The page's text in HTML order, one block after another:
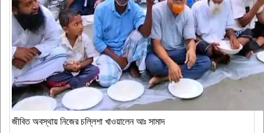
জীবিত অবস্থায় নিজের চল্লিশা খাওয়ালেন আঃ সামাদ